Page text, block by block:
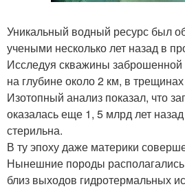
Уникальный водный ресурс был
учеными несколько лет назад в
Исследуя скважины
на глубине около 2 км, в
Изотопный анализ показал, что
оказалась еще 1, 5 млрд лет
стерильна.
В ту эпоху даже материки
Нынешние породы
близ выходов гидротермальных